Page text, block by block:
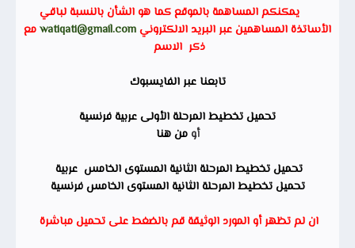
يمكنكم المساهمة بالموقع كما هو الشأن بالنسبة لباقي
الأساتذة المساهمين عبر البريد الالكترونيwatiqati@gmail.comمع
ذكر الاسم
تابعنا عبر الفايسبوك
تحميل تخطيط المرحلة الأولى عربية فرنسية
أومن هنا
تحميل تخطيط المرحلة الثانية المستوى الخامس عربية
تحميل تخطيط المرحلة الثانية المستوى الخامس فرنسية
ان لم تظهر أو المورد الوثيقة قم بالضغط على تحميل مباشرة